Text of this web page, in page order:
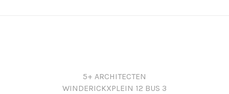
5+ ARCHITECTEN
WINDERICKXPLEIN 12 BUS 3